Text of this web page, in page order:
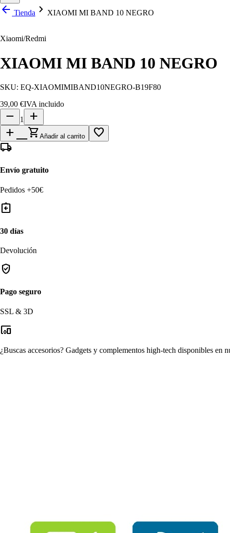
arrow_back Tienda chevron_right XIAOMI MI BAND 10 NEGRO
Xiaomi/Redmi
XIAOMI MI BAND 10 NEGRO
SKU: EQ-XIAOMIMIBAND10NEGRO-B19F80
39,00 €IVA incluido
remove 1
add
add_shopping_cart Añadir al carrito
favorite_border
local_shipping
Envío gratuito
Pedidos +50€
assignment_return
30 días
Devolución
verified_user
Pago seguro
SSL & 3D
devices_other
¿Buscas accesorios? Gadgets y complementos high-tech disponibles en